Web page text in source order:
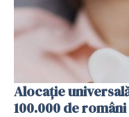
Alocație
100.000 de